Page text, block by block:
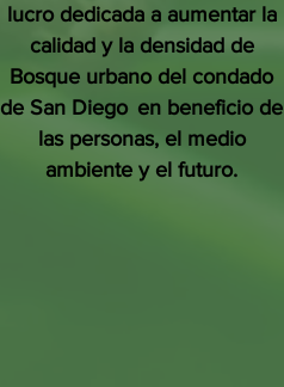
lucro dedicada a aumentar la
calidad y la densidad de
Bosque urbano del condado
de San Diego en beneficio de
las personas, el medio
ambiente y el futuro.